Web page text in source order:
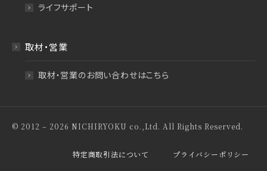
ライフサポート
取材・営業
取材・営業のお問い合わせはこちら
© 2012 – 2026 NICHIRYOKU co.,Ltd. All Rights Reserved.
特定商取引法について プライバシーポリシー